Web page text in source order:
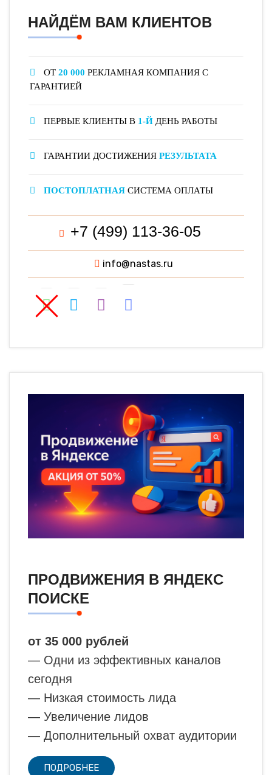
НАЙДЁМ ВАМ КЛИЕНТОВ
ОТ 20 000 РЕКЛАМНАЯ КОМПАНИЯ С
ГАРАНТИЕЙ
ПЕРВЫЕ КЛИЕНТЫ В 1-Й ДЕНЬ РАБОТЫ
ГАРАНТИИ ДОСТИЖЕНИЯ РЕЗУЛЬТАТА
ПОСТОПЛАТНАЯ СИСТЕМА ОПЛАТЫ
+7 (499) 113-36-05
info@nastas.ru
ПРОДВИЖЕНИЯ В ЯНДЕКС
ПОИСКЕ
от 35 000 рублей
— Одни из эффективных каналов
сегодня
— Низкая стоимость лида
— Увеличение лидов
— Дополнительный охват аудитории
ПОДРОБНЕЕ